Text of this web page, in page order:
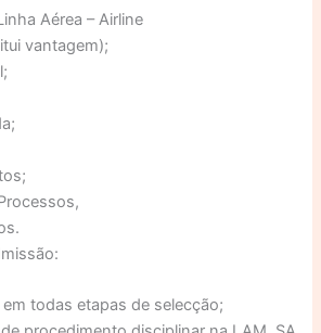
Aérea – Airline
vantagem);
em todas etapas de selecção;